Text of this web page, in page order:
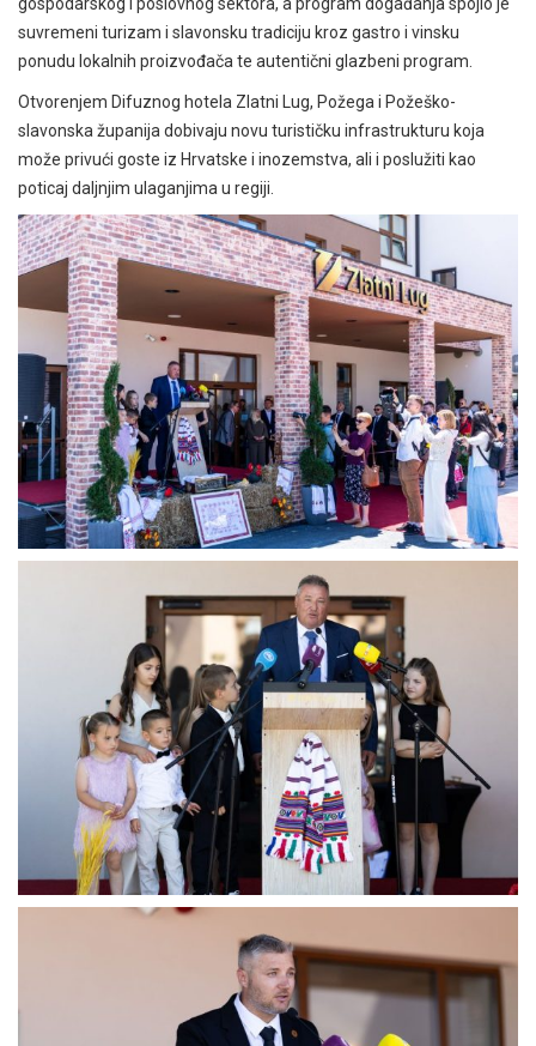
gospodarskog i poslovnog sektora, a program događanja spojio je
suvremeni turizam i slavonsku tradiciju kroz gastro i vinsku
ponudu lokalnih proizvođača te autentični glazbeni program.
Otvorenjem Difuznog hotela Zlatni Lug, Požega i Požeško-
slavonska županija dobivaju novu turističku infrastrukturu koja
može privući goste iz Hrvatske i inozemstva, ali i poslužiti kao
poticaj daljnjim ulaganjima u regiji.